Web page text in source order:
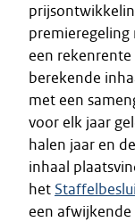
premieregeling
een
berekende
met een
voor elk jaar
halen jaar en
inhaal
het
een